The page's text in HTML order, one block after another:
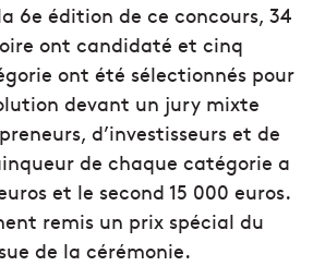
6e édition de ce concours, 34
ont candidaté et cinq
ont été sélectionnés pour
devant un jury mixte
d’investisseurs et de
de chaque catégorie a
et le second 15 000 euros.
remis un prix spécial du
de la cérémonie.